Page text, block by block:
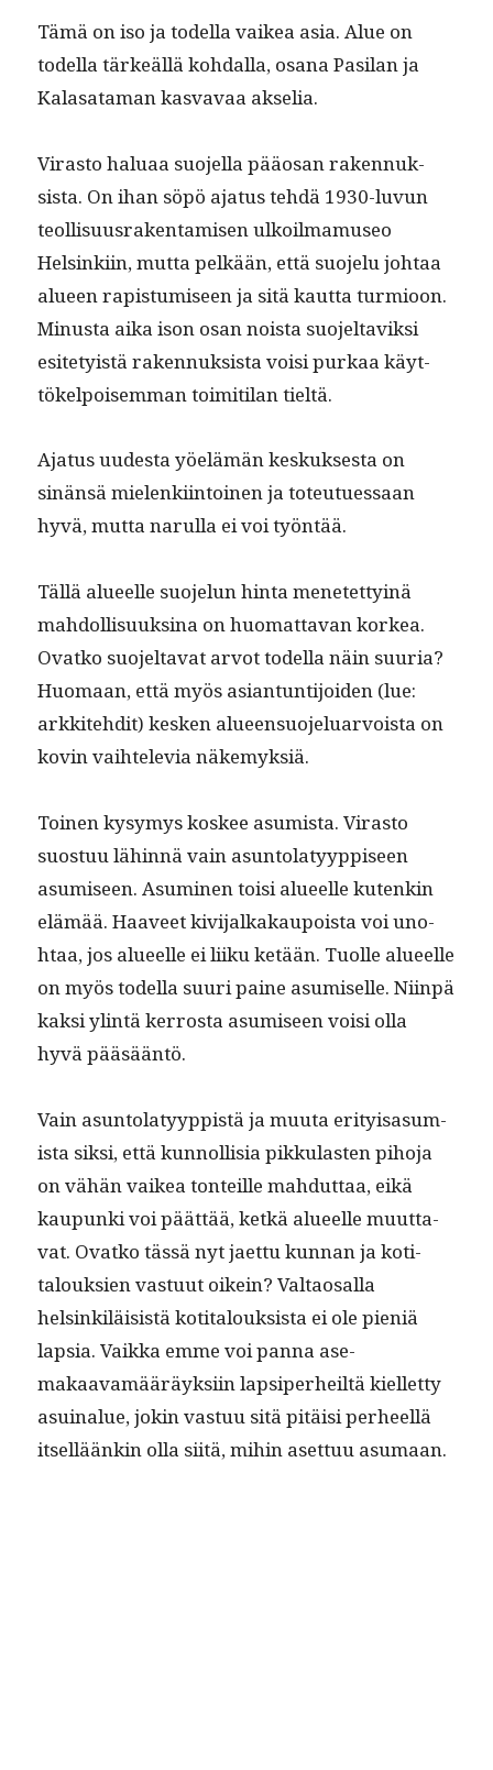
Tämä on iso ja todel­la vaikea asia. Alue on
todel­la tärkeäl­lä kohdal­la, osana Pasi­lan ja
Kalasa­ta­man kas­vavaa akselia.
Viras­to halu­aa suo­jel­la pääosan raken­nuk­
sista. On ihan söpö aja­tus tehdä 1930-luvun
teol­lisu­us­rak­en­tamisen ulkoil­ma­museo
Helsinki­in, mut­ta pelkään, että suo­jelu johtaa
alueen rapis­tu­miseen ja sitä kaut­ta turmioon.
Minus­ta aika ison osan noista suo­jeltaviksi
esite­ty­istä raken­nuk­sista voisi purkaa käyt­
tökelpoisem­man toim­i­ti­lan tieltä.
Aja­tus uud­es­ta yöelämän keskuk­ses­ta on
sinän­sä mie­lenki­in­toinen ja toteutues­saan
hyvä, mut­ta narul­la ei voi työntää.
Täl­lä alueelle suo­jelun hin­ta menetet­ty­inä
mah­dol­lisuuksi­na on huo­mat­ta­van korkea.
Ovatko suo­jelta­vat arvot todel­la näin suuria?
Huo­maan, että myös asiantun­ti­joiden (lue:
arkkite­hdit) kesken alueen­suo­jelu­ar­voista on
kovin vai­htele­via näkemyksiä.
Toinen kysymys kos­kee asum­ista. Viras­to
suos­tuu lähin­nä vain asun­to­latyyp­piseen
asumiseen. Asum­i­nen toisi alueelle kutenkin
elämää. Haaveet kivi­jalka­kaupoista voi uno­
htaa, jos alueelle ei liiku ketään. Tuolle alueelle
on myös todel­la suuri paine asumiselle. Niin­pä
kak­si ylin­tä ker­rosta asumiseen voisi olla
hyvä pääsääntö.
Vain asun­to­latyyp­pistä ja muu­ta eri­ty­isas­um­
ista sik­si, että kun­nol­lisia pikku­las­ten piho­ja
on vähän vaikea ton­teille mah­dut­taa, eikä
kaupun­ki voi päät­tää, ketkä alueelle muut­ta­
vat. Ovatko tässä nyt jaet­tu kun­nan ja koti­
talouk­sien vas­tu­ut oikein? Val­taos­al­la
helsinkiläi­sistä koti­talouk­sista ei ole pieniä
lap­sia. Vaik­ka emme voi pan­na ase­
makaavamääräyk­si­in lap­siper­heiltä kiel­let­ty
asuinalue, jokin vas­tuu sitä pitäisi per­heel­lä
itsel­läänkin olla siitä, mihin aset­tuu asumaan.